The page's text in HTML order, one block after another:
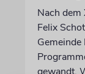
Nach dem
Felix